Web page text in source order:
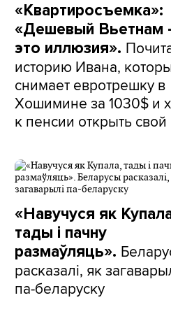
«Квартиросъемка»:
«Дешевый Вьетнам
это иллюзия».
историю Ивана,
снимает евротрешку в
Хошимине за 1030$ и
к пенсии открыть
«Навучуся як
тады і пачну
размаўляць».
расказалі, як
па-беларуску